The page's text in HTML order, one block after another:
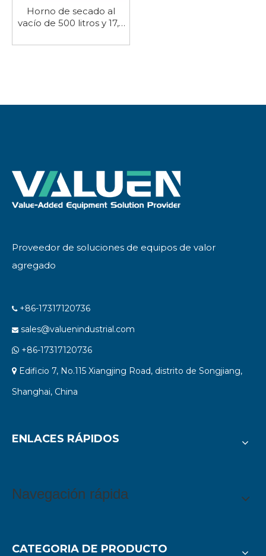
Horno de secado al
vacío de 500 litros y 17,6
Proveedor de soluciones de equipos de valor
agregado
 +86-17317120736
 sales@valuenindustrial.com
 +86-17317120736
 Edificio 7, No.115 Xiangjing Road, distrito de Songjiang,
Shanghai, China
ENLACES RÁPIDOS
Navegación rápida
CATEGORIA DE PRODUCTO